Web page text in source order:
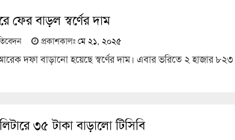
ফের বাড়ল স্বর্ণের দাম
প্রকাশকালঃ মে ২১, ২০২৫
দফা বাড়ানো হয়েছে স্বর্ণের দাম। এবার ভরিতে ২ হাজার ৮২৩
৩৫ টাকা বাড়ালো টিসিবি